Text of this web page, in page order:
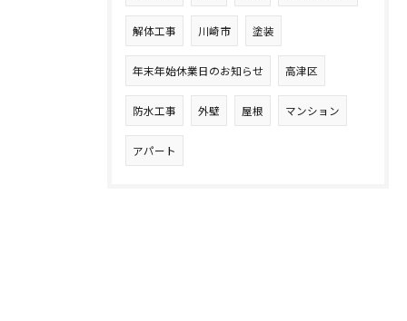
解体工事 川崎市 塗装
年末年始休業日のお知らせ 高津区
防水工事 外壁 屋根 マンション
アパート